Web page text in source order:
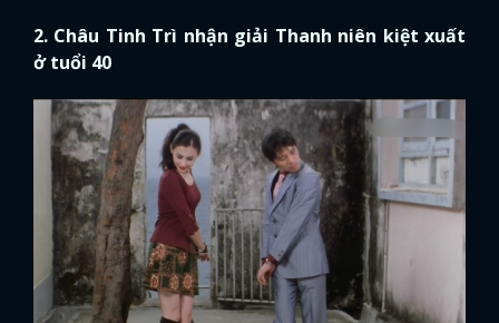
2. Châu Tinh Trì nhận giải Thanh niên kiệt xuất
ở tuổi 40